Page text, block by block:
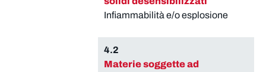
Infiammabilità e/o esplosione
4.2
Materie soggette ad